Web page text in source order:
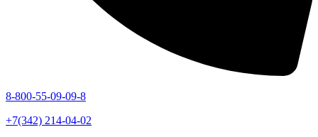
8-800-55-09-09-8
+7(342) 214-04-02